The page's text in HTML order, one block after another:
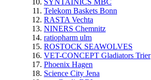
Telekom Baskets Bonn
RASTA Vechta
NINERS Chemnitz
ratiopharm ulm
ROSTOCK SEAWOLVES
VET-CONCEPT Gladiators Trier
Phoenix Hagen
Science City Jena